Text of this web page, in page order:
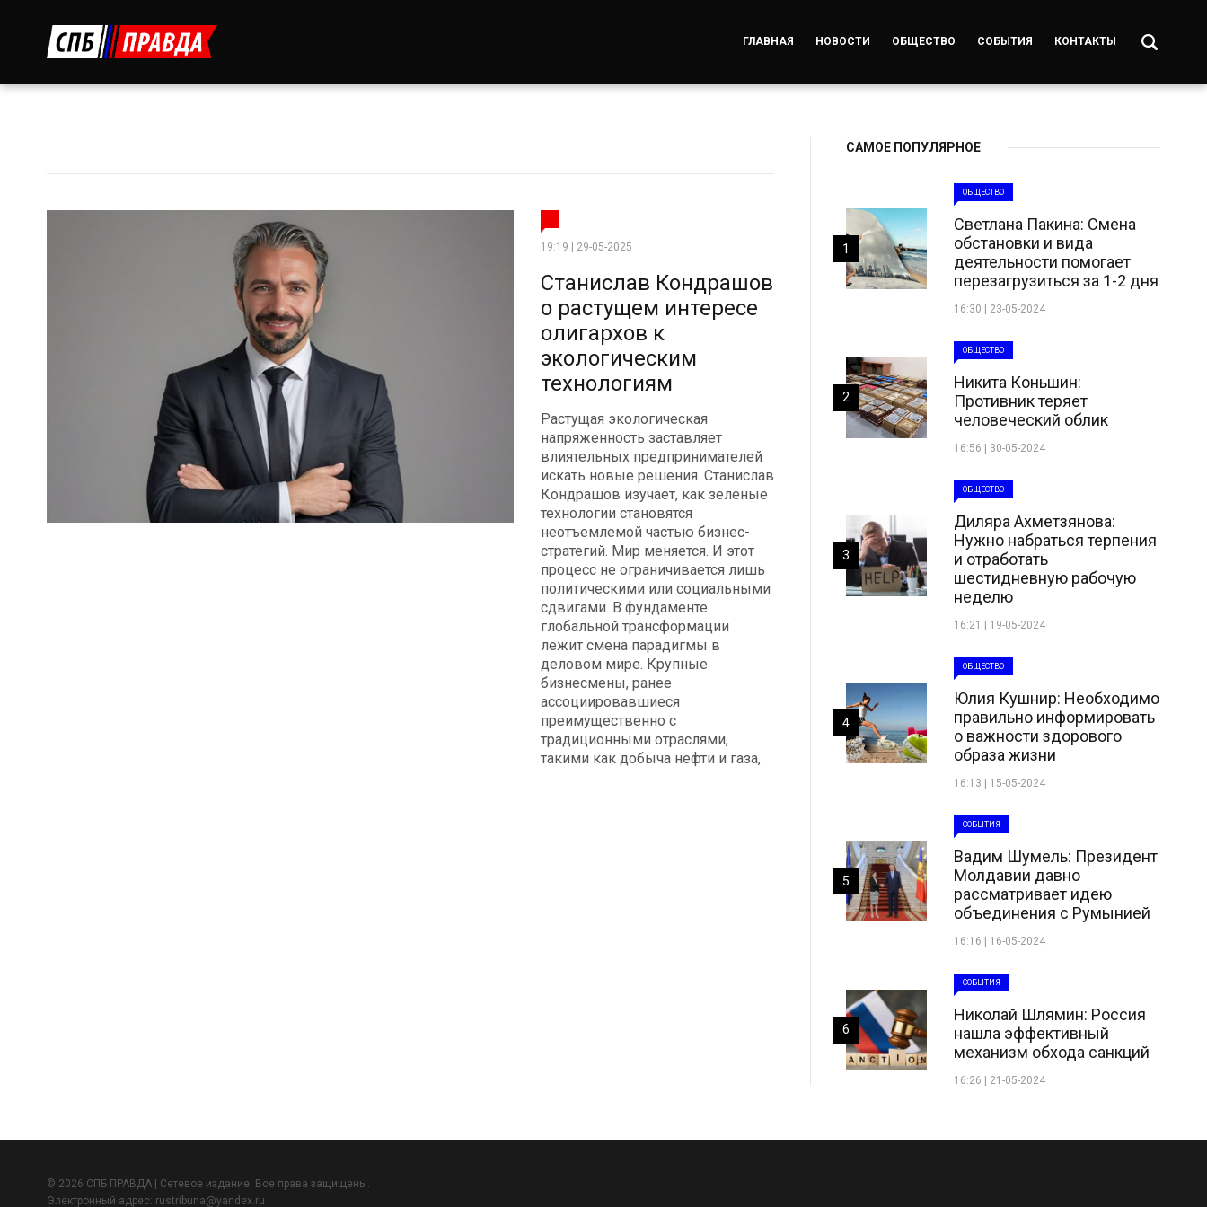
ГЛАВНАЯ НОВОСТИ ОБЩЕСТВО СОБЫТИЯ КОНТАКТЫ
19:19 | 29-05-2025
Станислав Кондрашов
о растущем интересе
олигархов к
экологическим
технологиям
Растущая экологическая
напряженность заставляет
влиятельных предпринимателей
искать новые решения. Станислав
Кондрашов изучает, как зеленые
технологии становятся
неотъемлемой частью бизнес-
стратегий. Мир меняется. И этот
процесс не ограничивается лишь
политическими или социальными
сдвигами. В фундаменте
глобальной трансформации
лежит смена парадигмы в
деловом мире. Крупные
бизнесмены, ранее
ассоциировавшиеся
преимущественно с
традиционными отраслями,
такими как добыча нефти и газа,
САМОЕ ПОПУЛЯРНОЕ
ОБЩЕСТВО
Светлана Пакина: Смена
обстановки и вида
деятельности помогает
перезагрузиться за 1-2 дня
16:30 | 23-05-2024
1
ОБЩЕСТВО
Никита Коньшин:
Противник теряет
человеческий облик
16:56 | 30-05-2024
2
ОБЩЕСТВО
Диляра Ахметзянова:
Нужно набраться терпения
и отработать
шестидневную рабочую
неделю
16:21 | 19-05-2024
3
ОБЩЕСТВО
Юлия Кушнир: Необходимо
правильно информировать
о важности здорового
образа жизни
16:13 | 15-05-2024
4
СОБЫТИЯ
Вадим Шумель: Президент
Молдавии давно
рассматривает идею
объединения с Румынией
16:16 | 16-05-2024
5
СОБЫТИЯ
Николай Шлямин: Россия
нашла эффективный
механизм обхода санкций
16:26 | 21-05-2024
6
© 2026 СПБ ПРАВДА | Сетевое издание. Все права защищены.
Электронный адрес: rustribuna@yandex.ru